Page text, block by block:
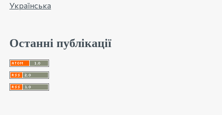
Українська
Останні публікації